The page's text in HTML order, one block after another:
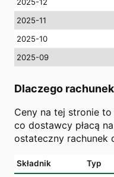
2025-11
2025-10
2025-09
Dlaczego
Ceny na tej stronie
co dostawcy płacą
ostateczny rachunek
Składnik Typ